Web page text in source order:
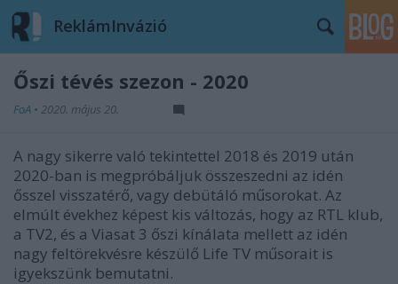
ReklámInvázió
Őszi tévés szezon - 2020
FoA • 2020. május 20.
A nagy sikerre való tekintettel 2018 és 2019 után
2020-ban is megpróbáljuk összeszedni az idén
ősszel visszatérő, vagy debütáló műsorokat. Az
elmúlt évekhez képest kis változás, hogy az RTL klub,
a TV2, és a Viasat 3 őszi kínálata mellett az idén
nagy feltörekvésre készülő Life TV műsorait is
igyekszünk bemutatni.